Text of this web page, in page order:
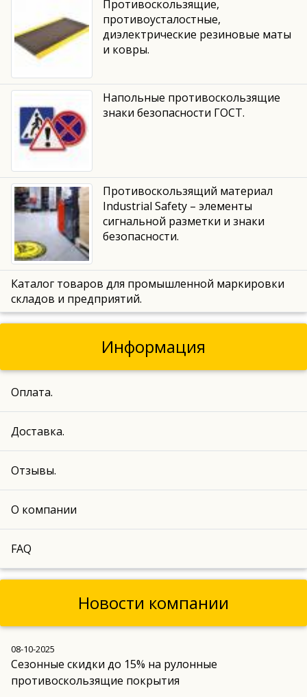
Противоскользящие,
противоусталостные,
диэлектрические резиновые маты
и ковры.
Напольные противоскользящие
знаки безопасности ГОСТ.
Противоскользящий материал
Industrial Safety – элементы
сигнальной разметки и знаки
безопасности.
Каталог товаров для промышленной маркировки
складов и предприятий.
Информация
Оплата.
Доставка.
Отзывы.
О компании
FAQ
Новости компании
08-10-2025
Сезонные скидки до 15% на рулонные
противоскользящие покрытия